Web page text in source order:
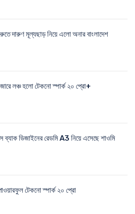
দারুণ মূল্যছাড় নিয়ে এলো অনার বাংলাদেশ
লঞ্চ হলো টেকনো স্পার্ক ২০ প্রো+
ব্যাক ডিজাইনের রেডমি A3 নিয়ে এসেছে শাওমি
টেকনো স্পার্ক ২০ প্রো